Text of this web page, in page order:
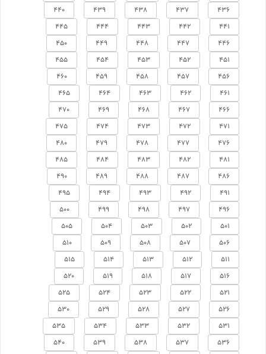
436
437
438
439
440
441
442
443
444
445
446
447
448
449
450
451
452
453
454
455
456
457
458
459
460
461
462
463
464
465
466
467
468
469
470
471
472
473
474
475
476
477
478
479
480
481
482
483
484
485
486
487
488
489
490
491
492
493
494
495
496
497
498
499
500
501
502
503
504
505
506
507
508
509
510
511
512
513
514
515
516
517
518
519
520
521
522
523
524
525
526
527
528
529
530
531
532
533
534
535
536
537
538
539
540